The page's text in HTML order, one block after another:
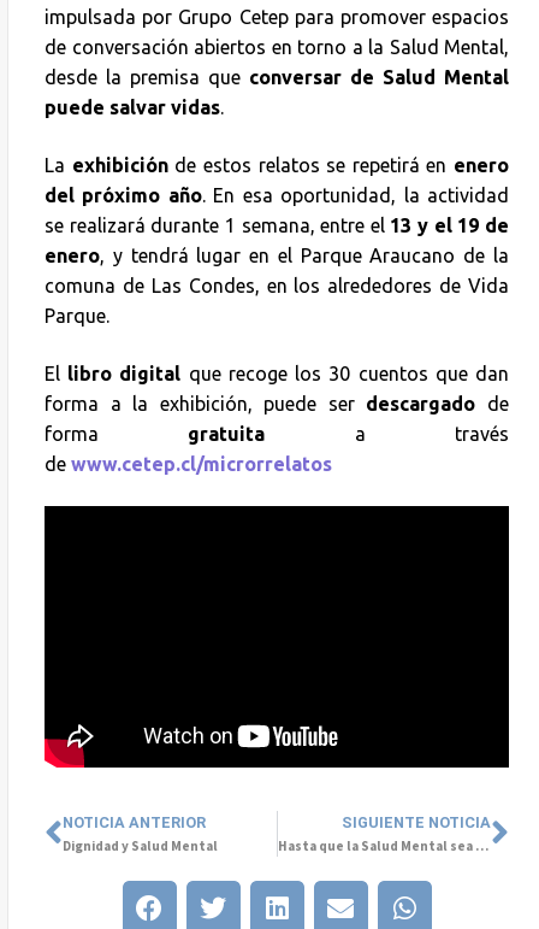
impulsada por Grupo Cetep para promover espacios
de conversación abiertos en torno a la Salud Mental,
desde la premisa que conversar de Salud Mental
puede salvar vidas.
La exhibiciónde estos relatos se repetirá en enero
del próximo año. En esa oportunidad, la actividad
se realizará durante 1 semana, entre el 13 y el 19 de
enero, y tendrá lugar en el Parque Araucano de la
comuna de Las Condes, en los alrededores de Vida
Parque.
El libro digital que recoge los 30 cuentos que dan
forma a la exhibición, puede ser descargado de
forma gratuita a través
de www.cetep.cl/microrrelatos
NOTICIA ANTERIOR
Dignidad y Salud Mental
SIGUIENTE NOTICIA
Hasta que la Salud Mental sea importante